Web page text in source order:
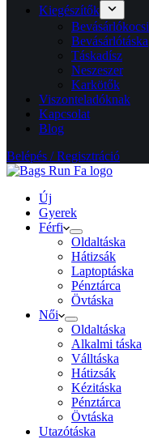
Kiegészítők
Bevásárlókocsi
Bevásárlótáska
Táskadísz
Neszeszer
Karkötők
Viszonteladóknak
Kapcsolat
Blog
Belépés / Regisztráció
Új
Gyerek
Férfi
Oldaltáska
Hátizsák
Laptoptáska
Pénztárca
Övtáska
Női
Oldaltáska
Alkalmi táska
Válltáska
Hátizsák
Kézitáska
Pénztárca
Övtáska
Utazótáska